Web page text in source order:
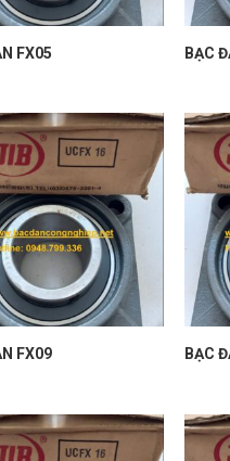
FX05 BẠC
FX09 BẠC